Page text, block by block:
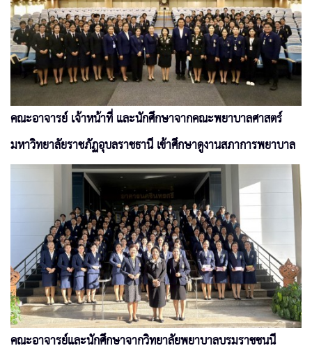
คณะอาจารย์ เจ้าหน้าที่ และนักศึกษาจากคณะพยาบาลศาสตร์
มหาวิทยาลัยราชภัฏอุบลราชธานี เข้าศึกษาดูงานสภาการพยาบาล
คณะอาจารย์และนักศึกษาจากวิทยาลัยพยาบาลบรมราชชนนี